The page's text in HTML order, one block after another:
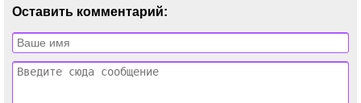
Оставить комментарий: